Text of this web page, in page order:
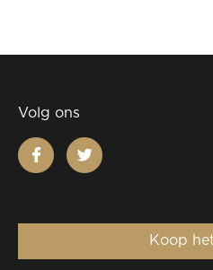
Volg ons
facebooktwitter
Koop